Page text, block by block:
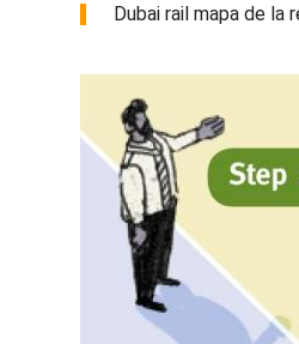
Dubai rail mapa de la